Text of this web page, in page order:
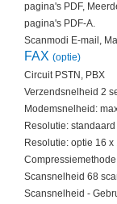
pagina's PDF,
pagina's PDF-A.
Scanmodi E-mail,
FAX (optie)
Circuit PSTN, PBX
Verzendsnelheid 2
Modemsnelheid:
Resolutie:
Resolutie: optie 16
Scansnelheid 68
Scansnelheid -